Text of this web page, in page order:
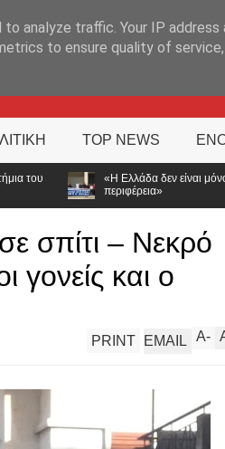
TOP NEWS
είναι μόνο η Αθήνα»: Ηχηρό μήνυμα από
σπίτι – Νεκρό
γονείς και ο
A-
PRINT EMAIL
analyze traffic. Your IP address
to ensure quality of